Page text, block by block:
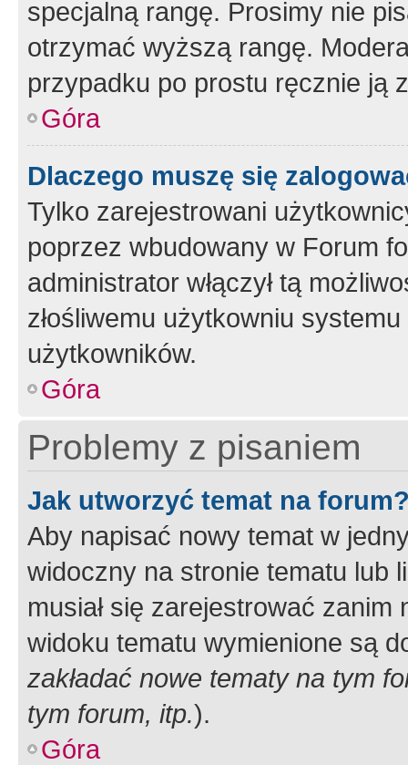
specjalną rangę. Prosimy nie
otrzymać wyższą rangę.
przypadku po prostu ręcznie ją
Góra
Dlaczego muszę się
Tylko zarejestrowani
poprzez wbudowany w Forum
administrator włączył tą
złośliwemu użytkowniu
użytkowników.
Góra
Problemy z pisaniem
Jak utworzyć temat na
Aby napisać nowy temat w
widoczny na stronie tematu lub
musiał się zarejestrować
widoku tematu wymienione są
zakładać nowe tematy na tym
tym forum, itp.).
Góra